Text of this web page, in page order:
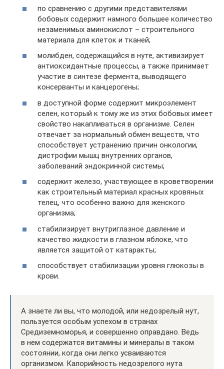
по сравнению с другими представителями
бобовых содержит намного большее количество
незаменимых аминокислот – строительного
материала для клеток и тканей;
молибден, содержащийся в нуте, активизирует
антиоксидантные процессы, а также принимает
участие в синтезе фермента, выводящего
консерванты и канцерогены;
в доступной форме содержит микроэлемент
селен, который к тому же из этих бобовых имеет
свойство накапливаться в организме. Селен
отвечает за нормальный обмен веществ, что
способствует устранению причин онкологии,
дистрофии мышц внутренних органов,
заболеваний эндокринной системы;
содержит железо, участвующее в кроветворении
как строительный материал красных кровяных
телец, что особенно важно для женского
организма;
стабилизирует внутриглазное давление и
качество жидкости в глазном яблоке, что
является защитой от катаракты;
способствует стабилизации уровня глюкозы в
крови.
А знаете ли вы, что молодой, или недозрелый нут,
пользуется особым успехом в странах
Средиземноморья, и совершенно оправдано. Ведь
в нем содержатся витамины и минералы в таком
состоянии, когда они легко усваиваются
организмом. Калорийность недозрелого нута